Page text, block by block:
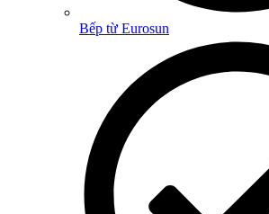
Bếp từ Eurosun